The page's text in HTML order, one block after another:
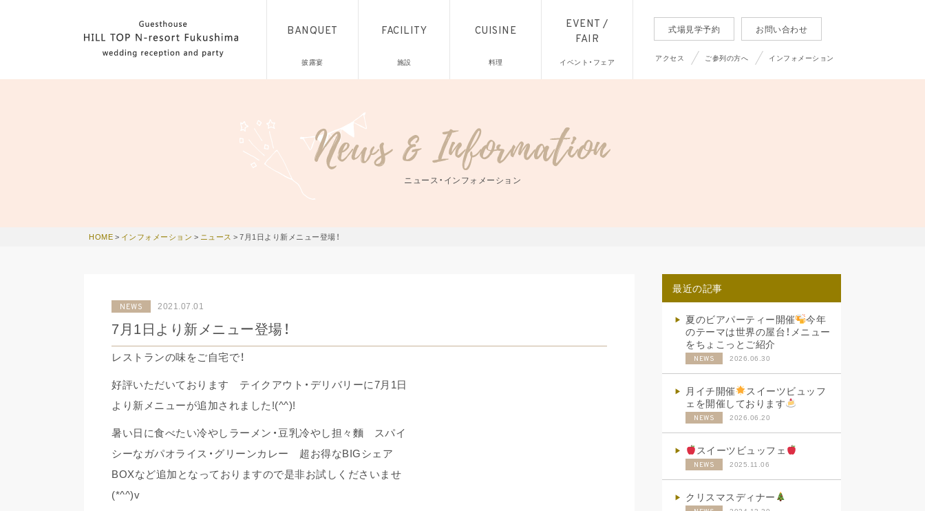
BANQUET
披露宴
FACILITY
施設
CUISINE
料理
EVENT /
FAIR
イベント・フェア
式場見学予約 お問い合わせ
アクセス ご参列の方へ インフォメーション
ニュース・インフォメーション
HOME> インフォメーション > ニュース >7月1日より新メニュー登場！
NEWS 2021.07.01
7月1日より新メニュー登場！
レストランの味をご自宅で！
好評いただいております テイクアウト・デリバリーに7月1日
より新メニューが追加されました!(^^)!
暑い日に食べたい冷やしラーメン・豆乳冷やし担々麵 スパイ
シーなガパオライス・グリーンカレー 超お得なBIGシェア
BOXなど追加となっておりますので是非お試しくださいませ
(*^^)v
最近の記事
夏のビアパーティー開催
今年
のテーマは世界の屋台！メニュー
をちょこっとご紹介
NEWS 2026.06.30
月イチ開催
スイーツビュッフ
ェを開催しております
NEWS 2026.06.20
スイーツビュッフェ
NEWS 2025.11.06
クリスマスディナー